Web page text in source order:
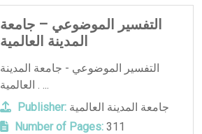
التفسير الموضوعي – جامعة
المدينة العالمية
التفسير الموضوعي - جامعة المدينة
العالمية . ...
Publisher: جامعة المدينة العالمية
Number of Pages:311